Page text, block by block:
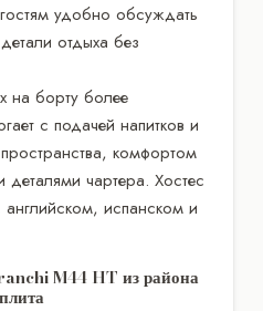
удобно обсуждать
отдыха без
на борту более
с подачей напитков и
комфортом
деталями чартера. Хостес
испанском и
M44 HT из района